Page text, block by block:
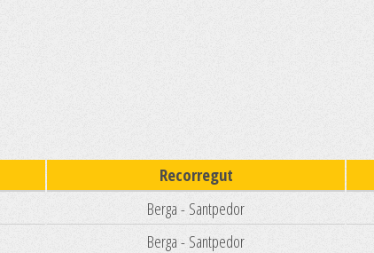
Recorregut
Berga - Santpedor
Berga - Santpedor